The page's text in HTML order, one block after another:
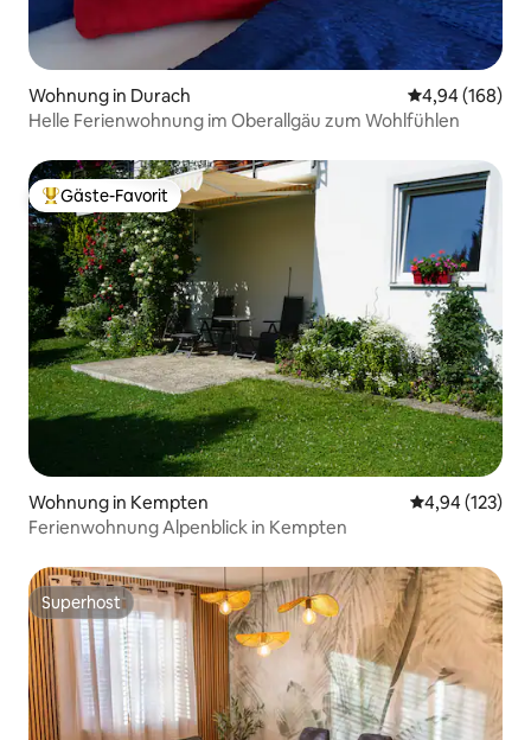
Wohnung in Durach
4,94 (168)
Helle Ferienwohnung im Oberallgäu zum Wohlfühlen
Beliebter Gäste-Favorit.
Gäste-Favorit
Wohnung in Kempten
4,94 (123)
Ferienwohnung Alpenblick in Kempten
Superhost
Superhost